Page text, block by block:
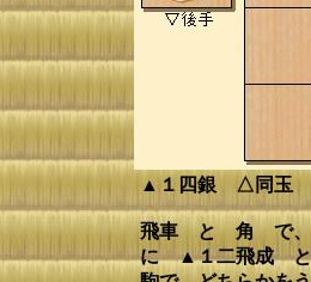
▲１四銀 △同玉
飛車 と 角 で、
に ▲１二飛成 と